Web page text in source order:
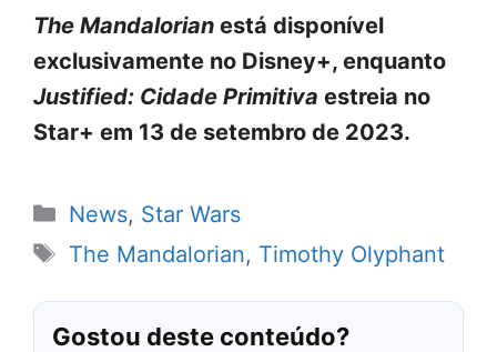
The Mandalorian está disponível
exclusivamente no Disney+, enquanto
Justified: Cidade Primitiva estreia no
Star+ em 13 de setembro de 2023.
Categorias
News, Star Wars
Tags
The Mandalorian, Timothy Olyphant
Gostou deste conteúdo?